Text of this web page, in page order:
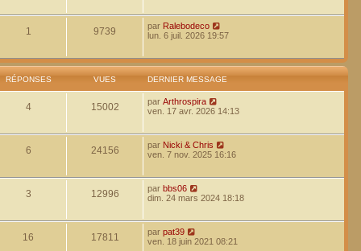
1 9739 par Ralebodeco
lun. 6 juil. 2026 19:57
RÉPONSES VUES DERNIER MESSAGE
4 15002 par Arthrospira
ven. 17 avr. 2026 14:13
6 24156 par Nicki & Chris
ven. 7 nov. 2025 16:16
3 12996 par bbs06
dim. 24 mars 2024 18:18
16 17811 par pat39
ven. 18 juin 2021 08:21